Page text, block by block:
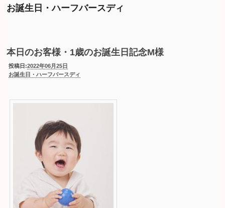
お誕生日・ハーフバースディ
本日のお客様・1歳のお誕生日記念M様
投稿日:2022年06月25日
お誕生日・ハーフバースディ